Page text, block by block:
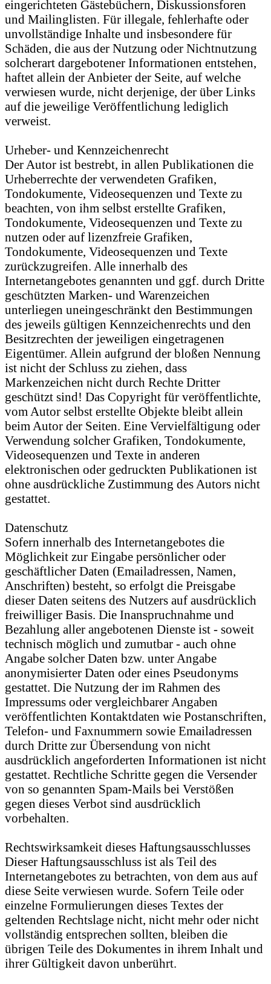
eingerichteten Gästebüchern, Diskussionsforen
und Mailinglisten. Für illegale, fehlerhafte oder
unvollständige Inhalte und insbesondere für
Schäden, die aus der Nutzung oder Nichtnutzung
solcherart dargebotener Informationen entstehen,
haftet allein der Anbieter der Seite, auf welche
verwiesen wurde, nicht derjenige, der über Links
auf die jeweilige Veröffentlichung lediglich
verweist.
Urheber- und Kennzeichenrecht
Der Autor ist bestrebt, in allen Publikationen die
Urheberrechte der verwendeten Grafiken,
Tondokumente, Videosequenzen und Texte zu
beachten, von ihm selbst erstellte Grafiken,
Tondokumente, Videosequenzen und Texte zu
nutzen oder auf lizenzfreie Grafiken,
Tondokumente, Videosequenzen und Texte
zurückzugreifen. Alle innerhalb des
Internetangebotes genannten und ggf. durch Dritte
geschützten Marken- und Warenzeichen
unterliegen uneingeschränkt den Bestimmungen
des jeweils gültigen Kennzeichenrechts und den
Besitzrechten der jeweiligen eingetragenen
Eigentümer. Allein aufgrund der bloßen Nennung
ist nicht der Schluss zu ziehen, dass
Markenzeichen nicht durch Rechte Dritter
geschützt sind! Das Copyright für veröffentlichte,
vom Autor selbst erstellte Objekte bleibt allein
beim Autor der Seiten. Eine Vervielfältigung oder
Verwendung solcher Grafiken, Tondokumente,
Videosequenzen und Texte in anderen
elektronischen oder gedruckten Publikationen ist
ohne ausdrückliche Zustimmung des Autors nicht
gestattet.
Datenschutz
Sofern innerhalb des Internetangebotes die
Möglichkeit zur Eingabe persönlicher oder
geschäftlicher Daten (Emailadressen, Namen,
Anschriften) besteht, so erfolgt die Preisgabe
dieser Daten seitens des Nutzers auf ausdrücklich
freiwilliger Basis. Die Inanspruchnahme und
Bezahlung aller angebotenen Dienste ist - soweit
technisch möglich und zumutbar - auch ohne
Angabe solcher Daten bzw. unter Angabe
anonymisierter Daten oder eines Pseudonyms
gestattet. Die Nutzung der im Rahmen des
Impressums oder vergleichbarer Angaben
veröffentlichten Kontaktdaten wie Postanschriften,
Telefon- und Faxnummern sowie Emailadressen
durch Dritte zur Übersendung von nicht
ausdrücklich angeforderten Informationen ist nicht
gestattet. Rechtliche Schritte gegen die Versender
von so genannten Spam-Mails bei Verstößen
gegen dieses Verbot sind ausdrücklich
vorbehalten.
Rechtswirksamkeit dieses Haftungsausschlusses
Dieser Haftungsausschluss ist als Teil des
Internetangebotes zu betrachten, von dem aus auf
diese Seite verwiesen wurde. Sofern Teile oder
einzelne Formulierungen dieses Textes der
geltenden Rechtslage nicht, nicht mehr oder nicht
vollständig entsprechen sollten, bleiben die
übrigen Teile des Dokumentes in ihrem Inhalt und
ihrer Gültigkeit davon unberührt.